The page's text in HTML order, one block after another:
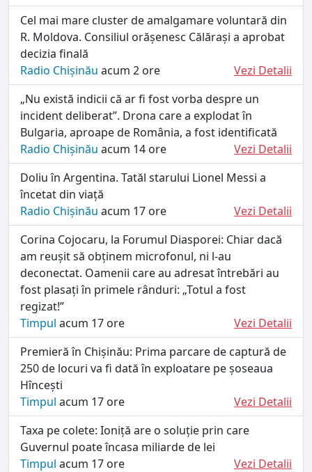
Cel mai mare cluster de amalgamare voluntară din
R. Moldova. Consiliul orășenesc Călărași a aprobat
decizia finală
Radio Chișinău acum 2 ore
Vezi Detalii
„Nu există indicii că ar fi fost vorba despre un
incident deliberat”. Drona care a explodat în
Bulgaria, aproape de România, a fost identificată
Radio Chișinău acum 14 ore
Vezi Detalii
Doliu în Argentina. Tatăl starului Lionel Messi a
încetat din viață
Radio Chișinău acum 17 ore
Vezi Detalii
Corina Cojocaru, la Forumul Diasporei: Chiar dacă
am reușit să obținem microfonul, ni l-au
deconectat. Oamenii care au adresat întrebări au
fost plasați în primele rânduri: „Totul a fost
regizat!”
Timpul acum 17 ore
Vezi Detalii
Premieră în Chișinău: Prima parcare de captură de
250 de locuri va fi dată în exploatare pe șoseaua
Hîncești
Timpul acum 17 ore
Vezi Detalii
Taxa pe colete: Ioniță are o soluție prin care
Guvernul poate încasa miliarde de lei
Timpul acum 17 ore
Vezi Detalii